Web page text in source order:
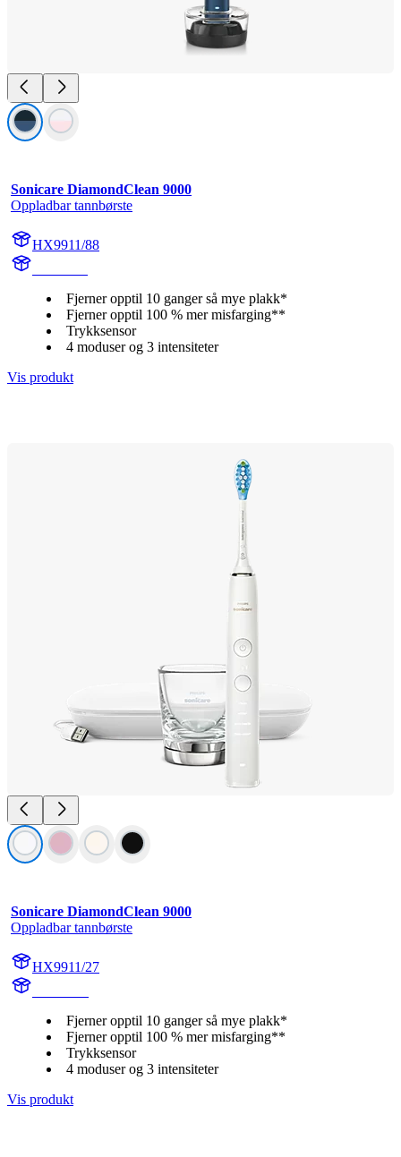
Sonicare DiamondClean 9000
Oppladbar tannbørste
HX9911/88
Fjerner opptil 10 ganger så mye plakk*
Fjerner opptil 100 % mer misfarging**
Trykksensor
4 moduser og 3 intensiteter
Vis produkt
Sonicare DiamondClean 9000
Oppladbar tannbørste
HX9911/27
Fjerner opptil 10 ganger så mye plakk*
Fjerner opptil 100 % mer misfarging**
Trykksensor
4 moduser og 3 intensiteter
Vis produkt